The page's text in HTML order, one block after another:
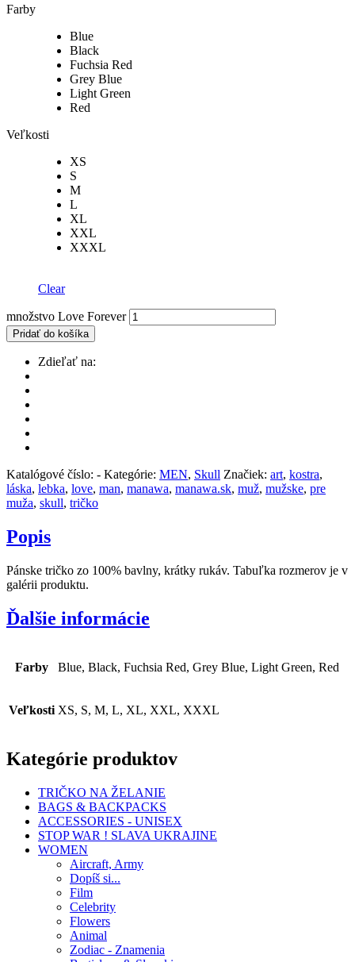
Farby
Blue
Black
Fuchsia Red
Grey Blue
Light Green
Red
Veľkosti
XS
S
M
L
XL
XXL
XXXL
Clear
množstvo Love Forever
Pridať do košíka
Zdieľať na:
Katalógové číslo: - Kategórie: MEN, Skull Značiek: art, kostra,
láska, lebka, love, man, manawa, manawa.sk, muž, mužske, pre
muža, skull, tričko
Popis
Pánske tričko zo 100% bavlny, krátky rukáv. Tabuľka rozmerov je v
galérii produktu.
Ďalšie informácie
Farby Blue, Black, Fuchsia Red, Grey Blue, Light Green, Red
Veľkosti XS, S, M, L, XL, XXL, XXXL
Kategórie produktov
TRIČKO NA ŽELANIE
BAGS & BACKPACKS
ACCESSORIES - UNISEX
STOP WAR ! SLAVA UKRAJINE
WOMEN
Aircraft, Army
Dopíš si...
Film
Celebrity
Flowers
Animal
Zodiac - Znamenia